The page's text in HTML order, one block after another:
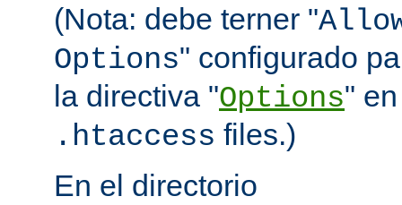
(Nota: debe terner "
Options" configurado
la directiva "Options"
.htaccess files.)
En el directorio